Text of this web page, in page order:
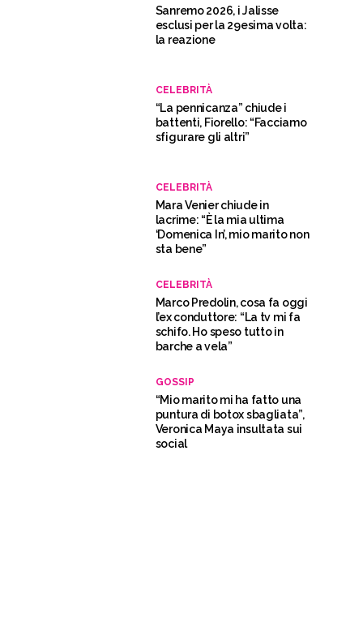
Sanremo 2026, i Jalisse
esclusi per la 29esima volta:
la reazione
CELEBRITÀ
“La pennicanza” chiude i
battenti, Fiorello: “Facciamo
sfigurare gli altri”
CELEBRITÀ
Mara Venier chiude in
lacrime: “È la mia ultima
‘Domenica In’, mio marito non
sta bene”
CELEBRITÀ
Marco Predolin, cosa fa oggi
l’ex conduttore: “La tv mi fa
schifo. Ho speso tutto in
barche a vela”
GOSSIP
“Mio marito mi ha fatto una
puntura di botox sbagliata”,
Veronica Maya insultata sui
social